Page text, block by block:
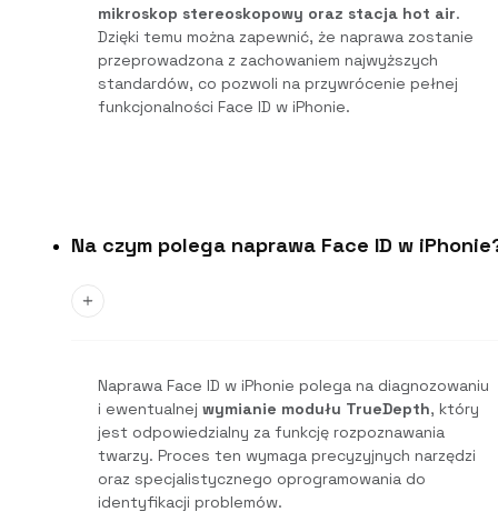
mikroskop stereoskopowy oraz stacja hot air.
Dzięki temu można zapewnić, że naprawa zostanie
przeprowadzona z zachowaniem najwyższych
standardów, co pozwoli na przywrócenie pełnej
funkcjonalności Face ID w iPhonie.
Na czym polega naprawa Face ID w
Naprawa Face ID w iPhonie polega na diagnozowaniu
i ewentualnej wymianie modułu TrueDepth, który
jest odpowiedzialny za funkcję rozpoznawania
twarzy. Proces ten wymaga precyzyjnych narzędzi
oraz specjalistycznego oprogramowania do
identyfikacji problemów.